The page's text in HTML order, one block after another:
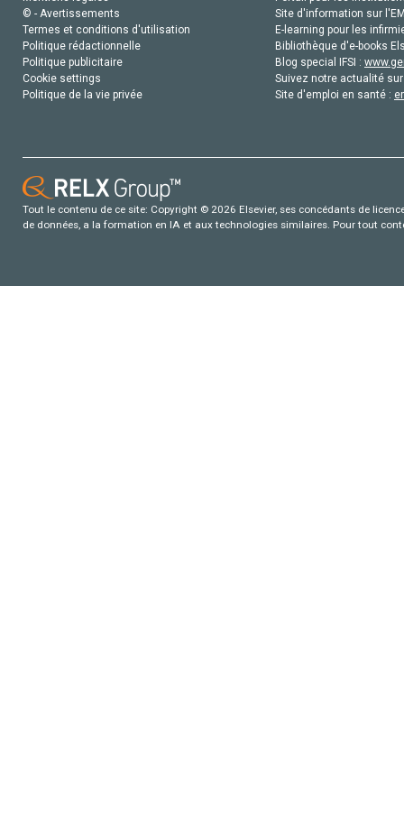
© - Avertissements
Termes et conditions d'utilisation
Politique rédactionnelle
Politique publicitaire
Cookie settings
Politique de la vie privée
Site d'information sur
E-learning pour les
Bibliothèque d'e-books
Blog special IFSI :
Suivez notre actualité
Site d'emploi en santé :
Tout le contenu de ce site: Copyright © 2026 Elsevier, ses concédants de
de données, a la formation en IA et aux technologies similaires. Pour tout